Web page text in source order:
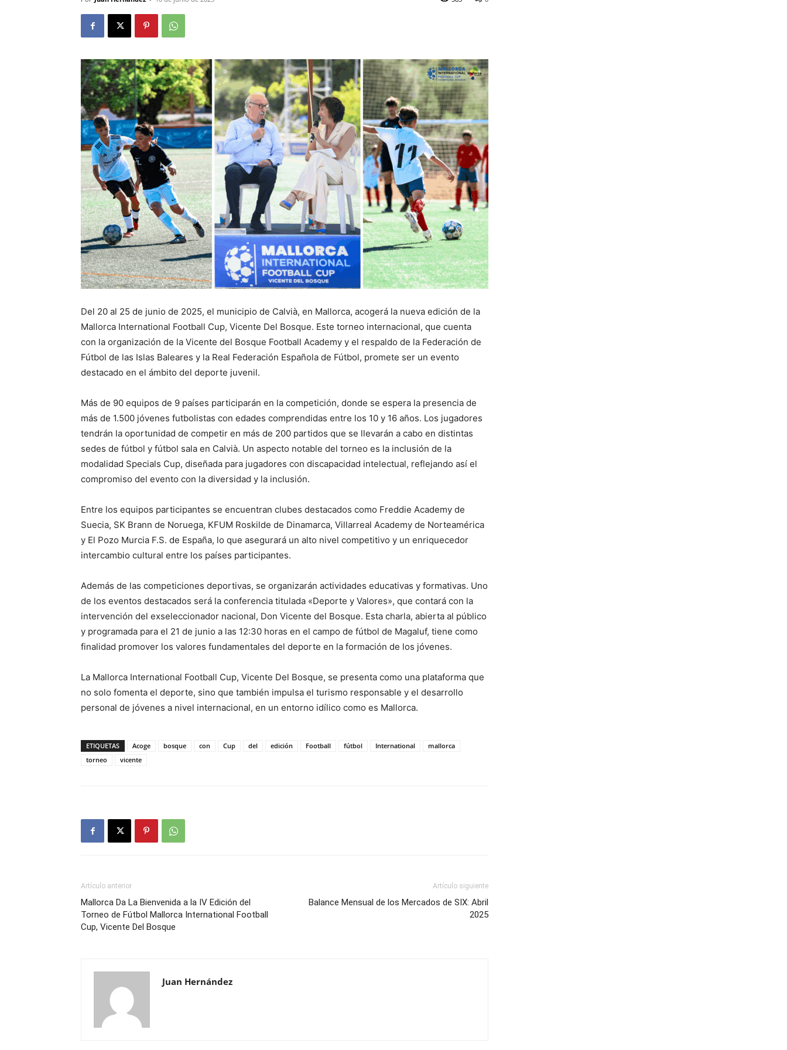
Del 20 al 25 de junio de 2025, el municipio de Calvià, en Mallorca, acogerá la nueva edición de la
Mallorca International Football Cup, Vicente Del Bosque. Este torneo internacional, que cuenta
con la organización de la Vicente del Bosque Football Academy y el respaldo de la Federación de
Fútbol de las Islas Baleares y la Real Federación Española de Fútbol, promete ser un evento
destacado en el ámbito del deporte juvenil.
Más de 90 equipos de 9 países participarán en la competición, donde se espera la presencia de
más de 1.500 jóvenes futbolistas con edades comprendidas entre los 10 y 16 años. Los jugadores
tendrán la oportunidad de competir en más de 200 partidos que se llevarán a cabo en distintas
sedes de fútbol y fútbol sala en Calvià. Un aspecto notable del torneo es la inclusión de la
modalidad Specials Cup, diseñada para jugadores con discapacidad intelectual, reflejando así el
compromiso del evento con la diversidad y la inclusión.
Entre los equipos participantes se encuentran clubes destacados como Freddie Academy de
Suecia, SK Brann de Noruega, KFUM Roskilde de Dinamarca, Villarreal Academy de Norteamérica
y El Pozo Murcia F.S. de España, lo que asegurará un alto nivel competitivo y un enriquecedor
intercambio cultural entre los países participantes.
Además de las competiciones deportivas, se organizarán actividades educativas y formativas. Uno
de los eventos destacados será la conferencia titulada «Deporte y Valores», que contará con la
intervención del exseleccionador nacional, Don Vicente del Bosque. Esta charla, abierta al público
y programada para el 21 de junio a las 12:30 horas en el campo de fútbol de Magaluf, tiene como
finalidad promover los valores fundamentales del deporte en la formación de los jóvenes.
La Mallorca International Football Cup, Vicente Del Bosque, se presenta como una plataforma que
no solo fomenta el deporte, sino que también impulsa el turismo responsable y el desarrollo
personal de jóvenes a nivel internacional, en un entorno idílico como es Mallorca.
ETIQUETAS Acoge bosque con Cup del edición Football fútbol International
mallorca
torneo
vicente
Artículo anterior
Mallorca Da La Bienvenida a la IV Edición del
Torneo de Fútbol Mallorca International Football
Cup, Vicente Del Bosque
Artículo siguiente
Balance Mensual de los Mercados de SIX: Abril
2025
Juan Hernández